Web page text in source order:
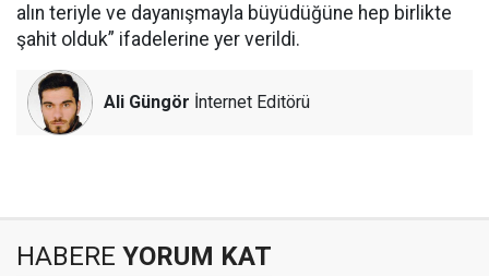
alın teriyle ve dayanışmayla büyüdüğüne hep birlikte
şahit olduk” ifadelerine yer verildi.
Ali Güngör İnternet Editörü
HABERE YORUM KAT